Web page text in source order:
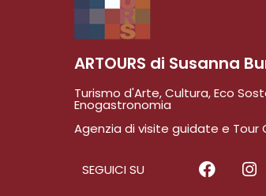
ARTOURS di Susanna
Turismo d'Arte, Cultura, Eco
Enogastronomia
Agenzia di visite guidate e Tour
SEGUICI SU